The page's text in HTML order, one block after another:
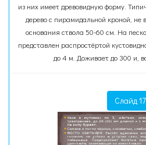
из них имеет древовидную форму.
дерево с пирамидальной кроной, не
основания ствола 50-60 см. На
представлен распростёртой
до 4 м. Доживает до 300 и,
Слайд 17